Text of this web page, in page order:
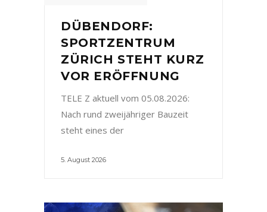
DÜBENDORF:
SPORTZENTRUM
ZÜRICH STEHT KURZ
VOR ERÖFFNUNG
TELE Z aktuell vom 05.08.2026:
Nach rund zweijähriger Bauzeit
steht eines der
5. August 2026